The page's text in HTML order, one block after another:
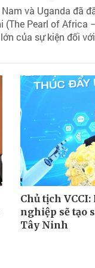
và Uganda đã
(The Pearl of
của sự kiện đối
Chủ tịch
nghiệp sẽ tạo
Tây Ninh